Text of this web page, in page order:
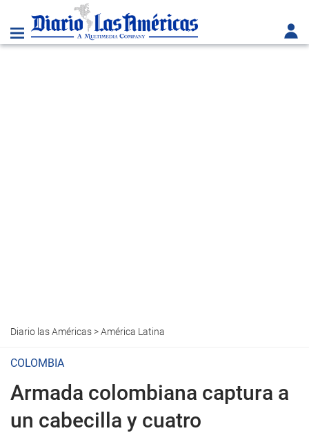
Diario las Américas>América Latina
COLOMBIA
Armada colombiana captura a
un cabecilla y cuatro